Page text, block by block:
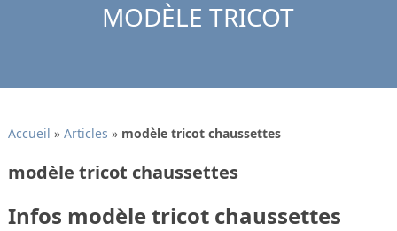
MODÈLE TRICOT
Accueil » Articles » modèle tricot chaussettes
modèle tricot chaussettes
Infos modèle tricot chaussettes